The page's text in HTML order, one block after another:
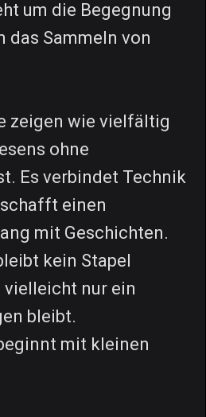
um die Begegnung
das Sammeln von
zeigen wie vielfältig
ohne
Es verbindet Technik
einen
mit Geschichten.
kein Stapel
nur ein
bleibt.
mit kleinen